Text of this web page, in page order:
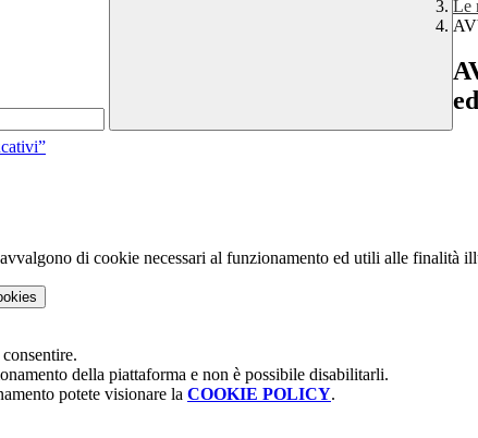
Le
di cookie necessari al funzionamento ed utili alle finalità
della piattaforma e non è possibile disabilitarli.
potete visionare la COOKIE POLICY.